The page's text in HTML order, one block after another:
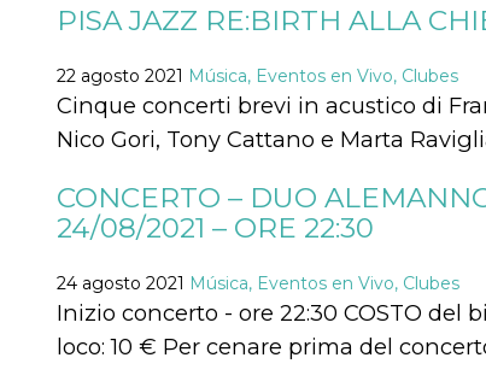
PISA JAZZ RE:BIRTH ALLA
22 agosto 2021 Música, Eventos en Vivo, Clubes
Cinque concerti brevi in acustico di
Nico Gori, Tony Cattano e Marta
CONCERTO – DUO
24/08/2021 – ORE 22:30
24 agosto 2021 Música, Eventos en Vivo, Clubes
Inizio concerto - ore 22:30 COSTO del
loco: 10 € Per cenare prima del
cookies
oooh.events
Este es
general
utiliza
un
que se